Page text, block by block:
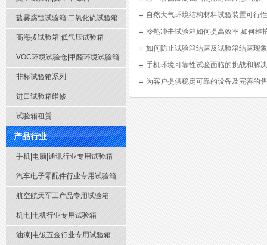
盐雾腐蚀试验箱|二氧化硫试验箱
高海拔试验箱|低气压试验箱
VOC环境试验仓|甲醛环境试验箱
非标试验箱系列
进口试验箱维修
试验箱租赁
产品行业
手机|电脑|通讯行业专用试验箱
汽车电子零配件行业专用试验箱
航空航天军工产品专用试验箱
机电|电机行业专用试验箱
油漆|电镀五金行业专用试验箱
自然大气环境结构材料试验装置可行
冷热冲击试验箱如何提高效率,如何维
如何防止试验箱结露及试验箱结露现象
手机环境可靠性试验面临的挑战和解
为客户提供稳定可靠的设备及完善的